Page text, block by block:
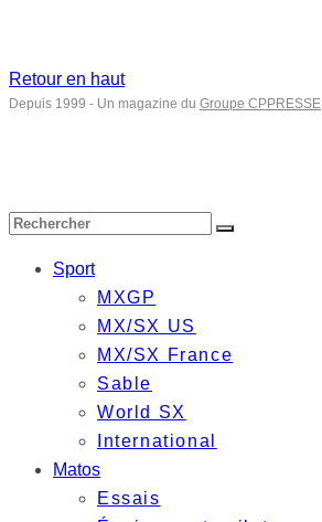
Retour en haut
Depuis 1999 - Un magazine du Groupe CPPRESSE
Sport
MXGP
MX/SX US
MX/SX France
Sable
World SX
International
Matos
Essais